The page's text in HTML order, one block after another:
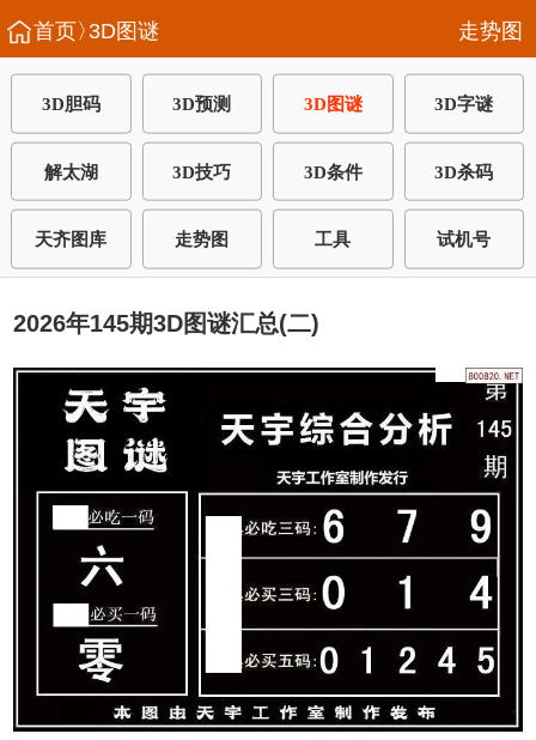
首页〉3D图谜 走势图
3D胆码 3D预测 3D图谜 3D字谜
解太湖 3D技巧 3D条件 3D杀码
天齐图库 走势图 工具 试机号
2026年145期3D图谜汇总(二)